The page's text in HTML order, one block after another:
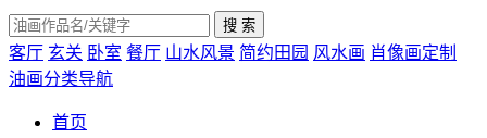
客厅 玄关 卧室 餐厅 山水风景 简约田园 风水画 肖像画定制
油画分类导航
首页